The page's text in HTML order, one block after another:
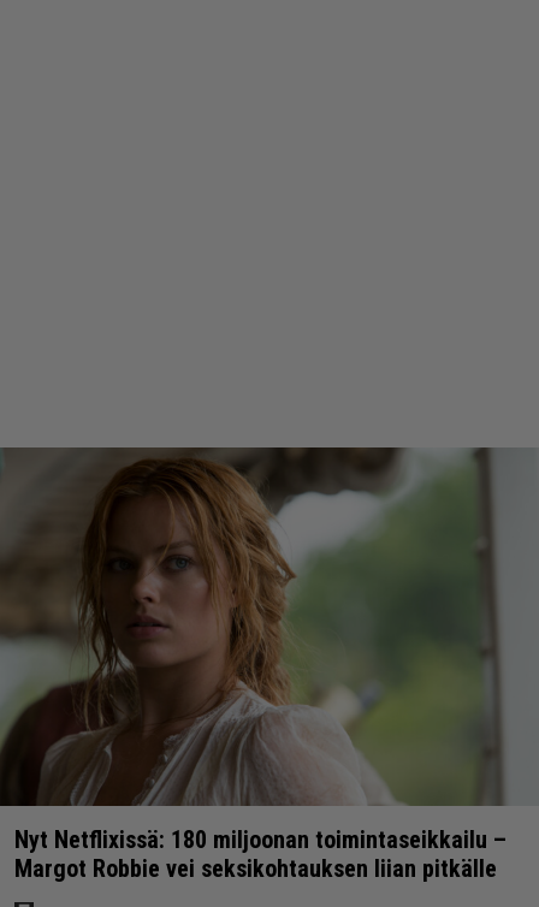
Nyt Netflixissä: 180 miljoonan toimintaseikkailu –
Margot Robbie vei seksikohtauksen liian pitkälle